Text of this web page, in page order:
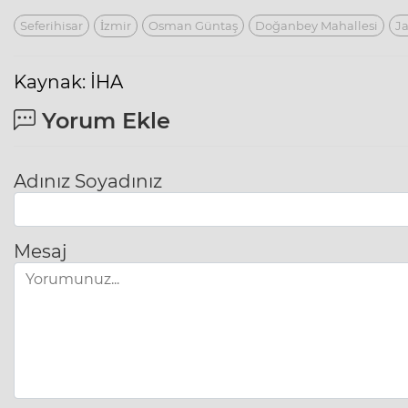
Seferihisar İzmir Osman Güntaş Doğanbey Mahallesi
Kaynak: İHA
Yorum Ekle
Adınız Soyadınız
Mesaj